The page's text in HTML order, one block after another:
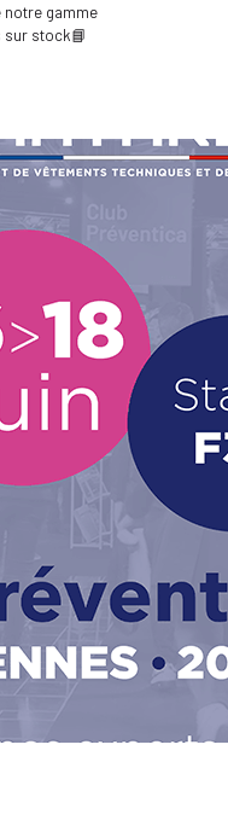
notre gamme
sur stock📘